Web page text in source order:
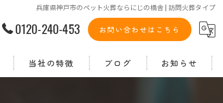
兵庫県神戸市のペット火葬ならにじの橋舎 | 訪問火葬タイプ
0120-240-453 お問い合わせはこちら
当社の特徴 ブログ お知らせ